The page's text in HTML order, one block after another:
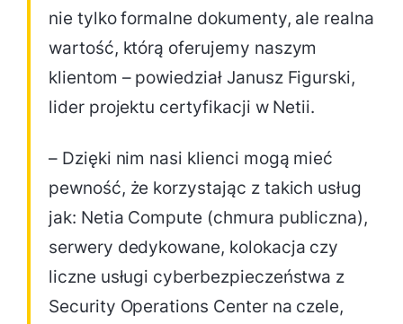
nie tylko formalne dokumenty, ale realna
wartość, którą oferujemy naszym
klientom – powiedział Janusz Figurski,
lider projektu certyfikacji w Netii.
– Dzięki nim nasi klienci mogą mieć
pewność, że korzystając z takich usług
jak: Netia Compute (chmura publiczna),
serwery dedykowane, kolokacja czy
liczne usługi cyberbezpieczeństwa z
Security Operations Center na czele,